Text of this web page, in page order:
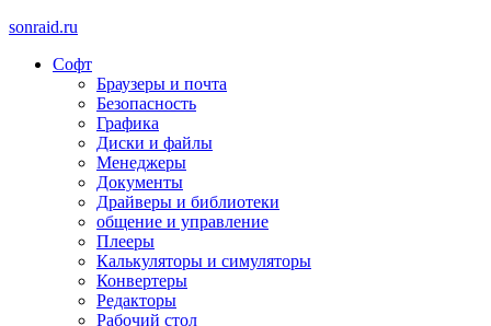
sonraid.ru
Скачивай программы, мини игры
Софт
Браузеры и почта
Безопасность
Графика
Диски и файлы
Менеджеры
Документы
Драйверы и библиотеки
общение и управление
Плееры
Калькуляторы и симуляторы
Конвертеры
Редакторы
Рабочий стол